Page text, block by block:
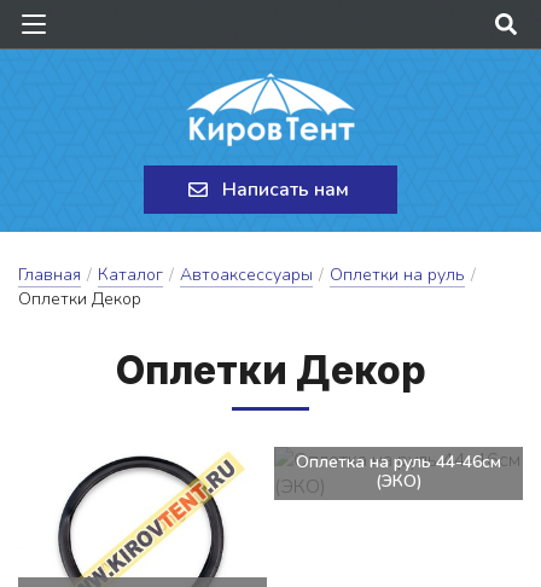
Написать нам
Главная / Каталог / Автоаксессуары / Оплетки на руль /
Оплетки Декор
Оп­летки Де­кор
Оплетка на руль 44-46см
(ЭКО)